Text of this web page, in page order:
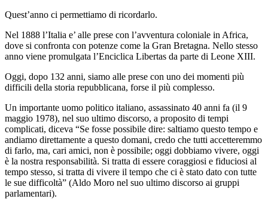
Quest’anno ci permettiamo di ricordarlo.
Nel 1888 l’Italia e’ alle prese con l’avventura coloniale in Africa,
dove si confronta con potenze come la Gran Bretagna. Nello stesso
anno viene promulgata l’Enciclica Libertas da parte di Leone XIII.
Oggi, dopo 132 anni, siamo alle prese con uno dei momenti più
difficili della storia repubblicana, forse il più complesso.
Un importante uomo politico italiano, assassinato 40 anni fa (il 9
maggio 1978), nel suo ultimo discorso, a proposito di tempi
complicati, diceva “Se fosse possibile dire: saltiamo questo tempo e
andiamo direttamente a questo domani, credo che tutti accetteremmo
di farlo, ma, cari amici, non è possibile; oggi dobbiamo vivere, oggi
è la nostra responsabilità. Si tratta di essere coraggiosi e fiduciosi al
tempo stesso, si tratta di vivere il tempo che ci è stato dato con tutte
le sue difficoltà” (Aldo Moro nel suo ultimo discorso ai gruppi
parlamentari).